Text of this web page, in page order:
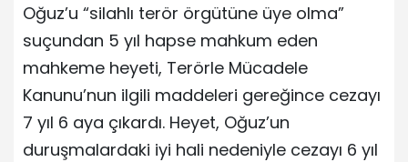
Oğuz’u “silahlı terör örgütüne üye olma”
suçundan 5 yıl hapse mahkum eden
mahkeme heyeti, Terörle Mücadele
Kanunu’nun ilgili maddeleri gereğince cezayı
7 yıl 6 aya çıkardı. Heyet, Oğuz’un
duruşmalardaki iyi hali nedeniyle cezayı 6 yıl